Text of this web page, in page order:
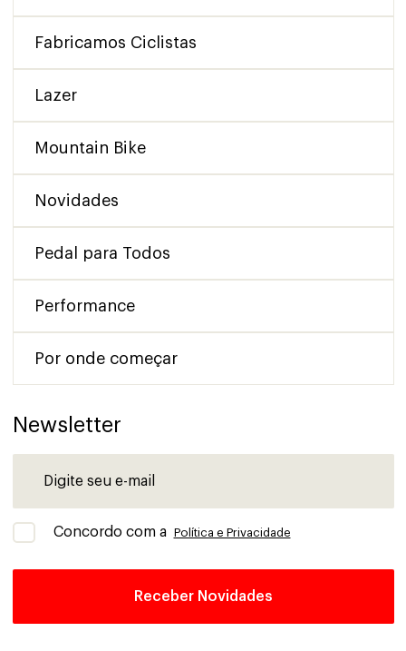
Fabricamos Ciclistas
Lazer
Mountain Bike
Novidades
Pedal para Todos
Performance
Por onde começar
Newsletter
Concordo com a Política e Privacidade